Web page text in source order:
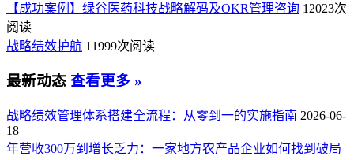
【成功案例】绿谷医药科技战略解码及OKR管理咨询 12023次
阅读
战略绩效护航 11999次阅读
最新动态 查看更多 »
战略绩效管理体系搭建全流程：从零到一的实施指南 2026-06-
18
年营收300万到增长乏力：一家地方农产品企业如何找到破局